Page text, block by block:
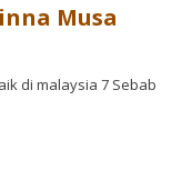
Musa
di malaysia 7 Sebab